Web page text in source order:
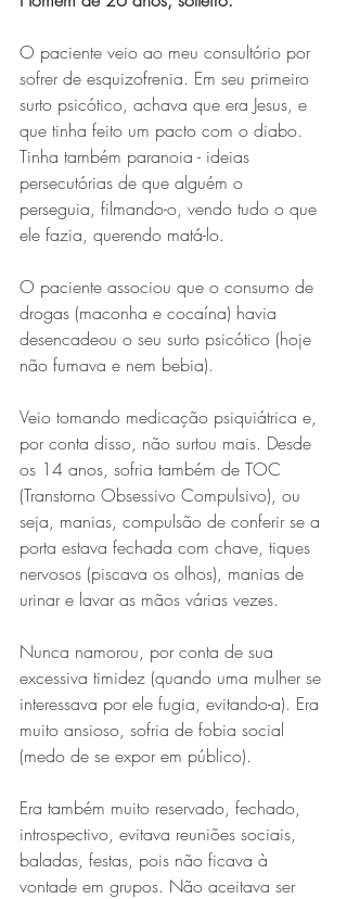
O paciente veio ao meu consultório por
sofrer de esquizofrenia. Em seu primeiro
surto psicótico, achava que era Jesus, e
que tinha feito um pacto com o diabo.
Tinha também paranoia - ideias
persecutórias de que alguém o
perseguia, filmando-o, vendo tudo o que
ele fazia, querendo matá-lo.
O paciente associou que o consumo de
drogas (maconha e cocaína) havia
desencadeou o seu surto psicótico (hoje
não fumava e nem bebia).
Veio tomando medicação psiquiátrica e,
por conta disso, não surtou mais. Desde
os 14 anos, sofria também de TOC
(Transtorno Obsessivo Compulsivo), ou
seja, manias, compulsão de conferir se a
porta estava fechada com chave, tiques
nervosos (piscava os olhos), manias de
urinar e lavar as mãos várias vezes.
Nunca namorou, por conta de sua
excessiva timidez (quando uma mulher se
interessava por ele fugia, evitando-a). Era
muito ansioso, sofria de fobia social
(medo de se expor em público).
Era também muito reservado, fechado,
introspectivo, evitava reuniões sociais,
baladas, festas, pois não ficava à
vontade em grupos. Não aceitava ser